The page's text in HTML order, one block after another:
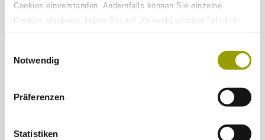
Cookies einverstanden. Andernfalls können Sie einzelne
Cookies ablehnen, indem Sie auf „Auswahl erlauben“ klicken
sowie diese Einstellungen jederzeit aufrufen und Cookies auch
nachträglich jederzeit abwählen. Weitere Informationen zu den
Datenverarbeitungen finden Sie auf unserer
Notwendig
Präferenzen
Statistiken
Impressum